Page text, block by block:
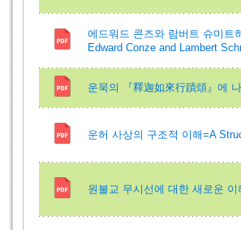
에드워드 콘즈와 람버트 슈미트
Edward Conze and Lambert
운묵의 『釋迦如來行蹟頌』에
운허 사상의 구조적 이해=A
원불교 무시선에 대한 새로운